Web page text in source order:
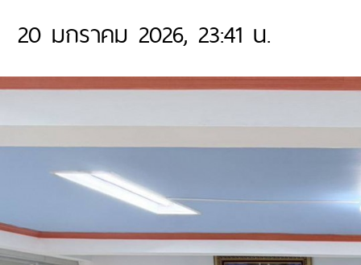
20 มกราคม 2026, 23:41 น.